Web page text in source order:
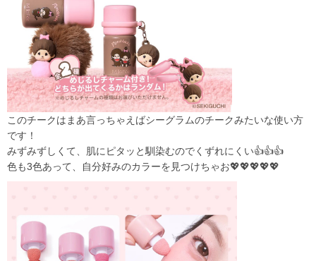
このチークはまあ言っちゃえばシーグラムのチークみたいな使い方
です！
みずみずしくて、肌にピタッと馴染むのでくずれにくい👍👍👍
色も3色あって、自分好みのカラーを見つけちゃお💖💖💖💖💖